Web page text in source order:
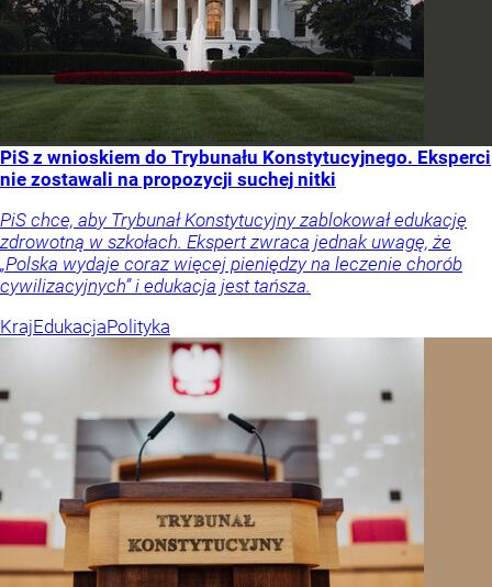
PiS z wnioskiem do Trybunału Konstytucyjnego. Eksperci
nie zostawali na propozycji suchej nitki
PiS chce, aby Trybunał Konstytucyjny zablokował edukację
zdrowotną w szkołach. Ekspert zwraca jednak uwagę, że
„Polska wydaje coraz więcej pieniędzy na leczenie chorób
cywilizacyjnych” i edukacja jest tańsza.
KrajEdukacjaPolityka